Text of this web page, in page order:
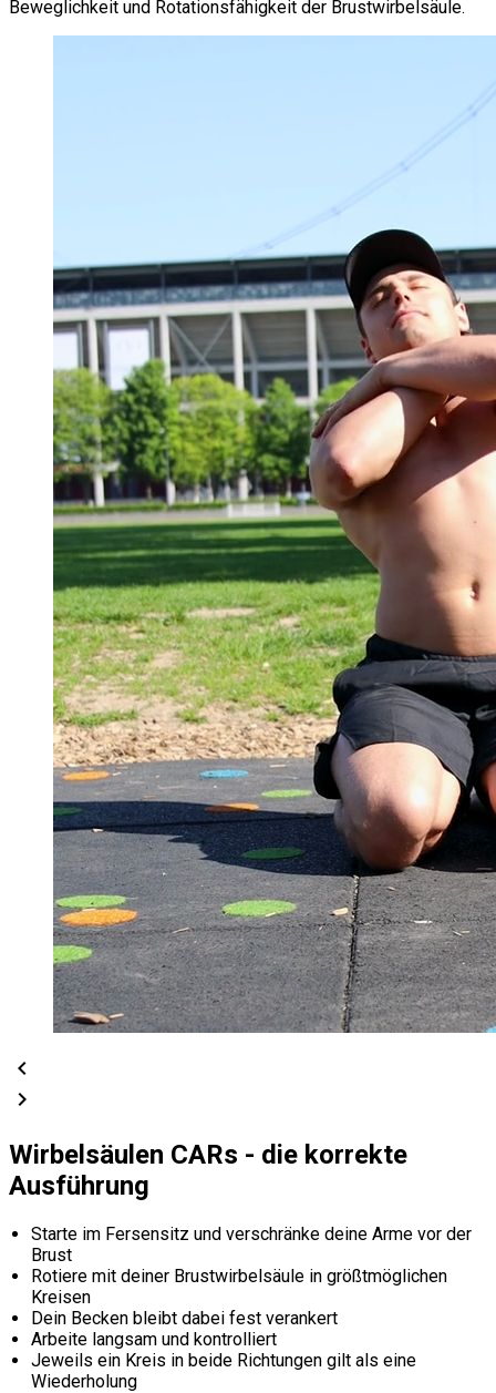
Beweglichkeit und Rotationsfähigkeit der Brustwirbelsäule.
chevron_left
chevron_right
Wirbelsäulen CARs - die korrekte
Ausführung
Starte im Fersensitz und verschränke deine Arme vor der
Brust
Rotiere mit deiner Brustwirbelsäule in größtmöglichen
Kreisen
Dein Becken bleibt dabei fest verankert
Arbeite langsam und kontrolliert
Jeweils ein Kreis in beide Richtungen gilt als eine
Wiederholung